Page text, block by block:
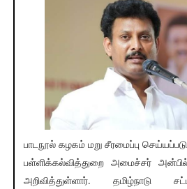
பாடநூல் கழகம் மறு சீரமைப்பு
பள்ளிக்கல்வித்துறை அமைச்சர்
அறிவித்துள்ளார். தமிழ்நாடு